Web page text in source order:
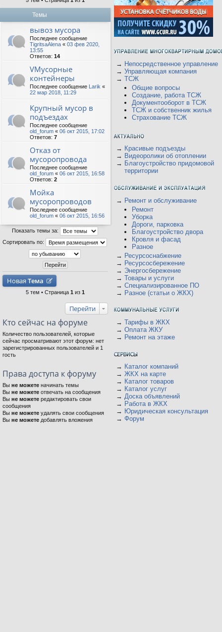
Темы
вывоз мусора
Последнее сообщение
TigritsaAlena « 03 фев 2020,
13:55
Ответов: 14
VМусорные
контейнеры
Последнее сообщение Larik «
22 мар 2018, 11:29
Крупный мусор в
подъездах
Последнее сообщение
old_forum « 06 окт 2015, 17:02
Ответов: 7
Отказ от
мусоропровода
Последнее сообщение
old_forum « 06 окт 2015, 16:58
Ответов: 2
Мойка
мусоропроводов
Последнее сообщение
old_forum « 06 окт 2015, 16:56
Показать темы за:
Сортировать по:
Новая Тема
5 тем • Страница 1 из 1
Перейти
Кто сейчас на форуме
Количество пользователей, которые
сейчас просматривают этот форум: нет
зарегистрированных пользователей и 1
гость
Права доступа к форуму
Вы не можете начинать темы
Вы не можете отвечать на сообщения
Вы не можете редактировать свои
сообщения
Вы не можете удалять свои сообщения
Вы не можете добавлять вложения
→ Непосредственное управление
→ Управляющая компания
→ ТСЖ
Общие вопросы
Создание, работа ТСЖ
Документооборот в ТСЖ
ТСЖ и собственник жилья
Страхование ТСЖ
→ Красивые подъезды
→ Видеоролики об отоплении
→ Благоустройство придомовой
территории
→ Ремонт и обслуживание
Ремонт
Уборка
Дороги, парковка
Благоустройство двора
Кровля и фасад
Разное
→ Ресурсоснабжение
→ Ресурсосбережение
→ Энергосбережение
→ Товары и услуги
→ Специализированное ПО
→ Разное (статьи о ЖКХ)
→ Тарифы в ЖКХ
→ Оплата ЖКУ
→ Ремонт на этаже
→ Каталог компаний
→ ЖКХ на карте
→ Каталог товаров
→ Каталог услуг
→ Доска объявлений
→ Работа в ЖКХ
→ Юридическая консультация
→ Форум